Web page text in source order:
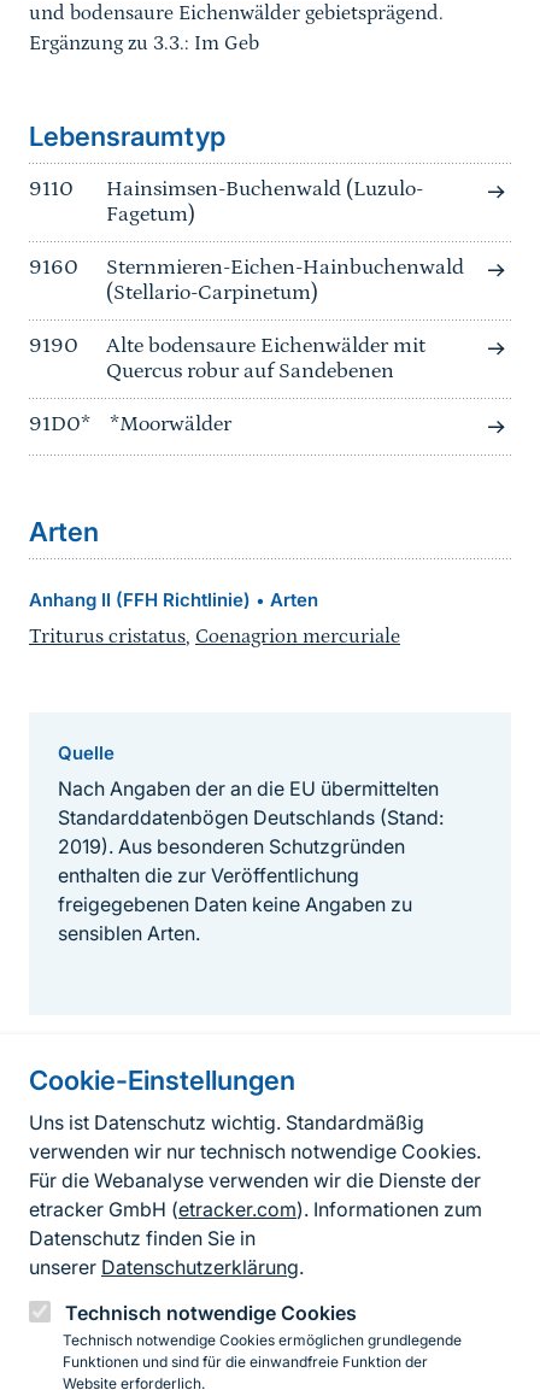
Cookie-Einstellungen
Uns ist Datenschutz wichtig. Standardmäßig
verwenden wir nur technisch notwendige Cookies.
Für die Webanalyse verwenden wir die Dienste der
etracker GmbH (etracker.com). Informationen zum
Datenschutz finden Sie in
unserer Datenschutzerklärung.
Technisch notwendige Cookies
Technisch notwendige Cookies ermöglichen grundlegende
Funktionen und sind für die einwandfreie Funktion der
Website erforderlich.
und bodensaure Eichenwälder gebietsprägend.
Ergänzung zu 3.3.: Im Geb
Lebensraumtyp
9110
Hainsimsen-Buchenwald (Luzulo-
Fagetum)
9160
Sternmieren-Eichen-Hainbuchenwald
(Stellario-Carpinetum)
9190
Alte bodensaure Eichenwälder mit
Quercus robur auf Sandebenen
91D0* *Moorwälder
Arten
Anhang II (FFH Richtlinie) • Arten
Triturus cristatus, Coenagrion mercuriale
Quelle
Nach Angaben der an die EU übermittelten
Standarddatenbögen Deutschlands (Stand:
2019). Aus besonderen Schutzgründen
enthalten die zur Veröffentlichung
freigegebenen Daten keine Angaben zu
sensiblen Arten.
Informationen zur Seite
FußzeileKontakt zum BfN
Kontaktformular
Erklärung zur Barrierefreiheit
Impressum
Datenschutz